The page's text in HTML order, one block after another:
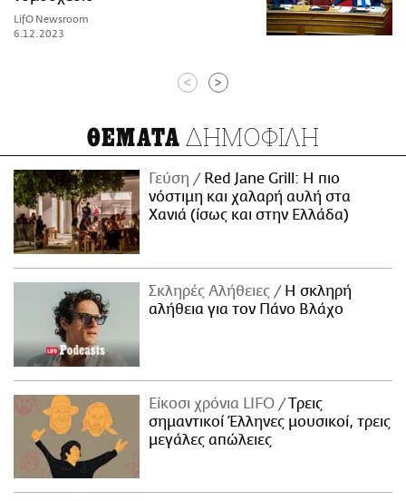
LifO Newsroom
6.12.2023
< >
ΘΕΜΑΤΑ ΔΗΜΟΦΙΛΗ
Γεύση
Red Jane Grill: Η πιο
νόστιμη και χαλαρή αυλή στα
Χανιά (ίσως και στην Ελλάδα)
Σκληρές Αλήθειες
H σκληρή
αλήθεια για τον Πάνο Βλάχο
Είκοσι χρόνια LIFO
Tρεις
σημαντικοί Έλληνες μουσικοί, τρεις
μεγάλες απώλειες